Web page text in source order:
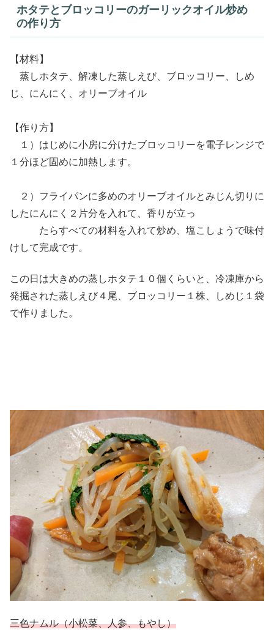
ホタテとブロッコリーのガーリックオイル炒め
の作り方
【材料】
蒸しホタテ、解凍した蒸しえび、ブロッコリー、しめ
じ、にんにく、オリーブオイル
【作り方】
１）はじめに小房に分けたブロッコリーを電子レンジで
１分ほど固めに加熱します。
２）フライパンに多めのオリーブオイルとみじん切りに
したにんにく２片分を入れて、香りが立っ
たらすべての材料を入れて炒め、塩こしょうで味付
けして完成です。
この日は大きめの蒸しホタテ１０個くらいと、冷凍庫から
発掘された蒸しえび４尾、ブロッコリー１株、しめじ１袋
で作りました。
三色ナムル（小松菜、人参、もやし）